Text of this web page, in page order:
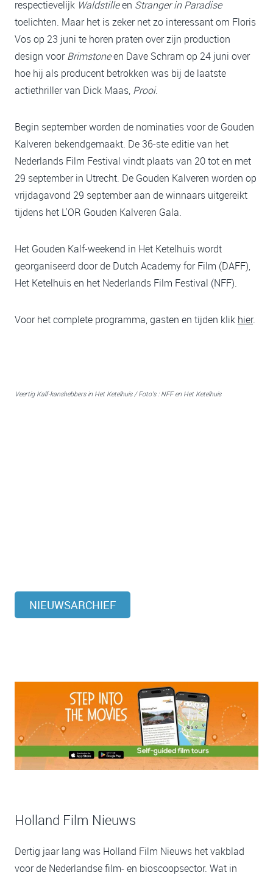
respectievelijk Waldstilleen Stranger in Paradise
toelichten. Maar het is zeker net zo interessant om Floris
Vos op 23 juni te horen praten over zijn production
design voorBrimstoneen Dave Schram op 24 juni over
hoe hij als producent betrokken was bij de laatste
actiethriller van Dick Maas, Prooi.
Begin september worden de nominaties voor de Gouden
Kalveren bekendgemaakt. De 36-ste editie van het
Nederlands Film Festival vindt plaats van 20 tot en met
29 september in Utrecht. De Gouden Kalveren worden op
vrijdagavond 29 september aan de winnaars uitgereikt
tijdens het L'OR Gouden Kalveren Gala.
Het Gouden Kalf-weekend in Het Ketelhuis wordt
georganiseerd door de Dutch Academy for Film (DAFF),
Het Ketelhuis en het Nederlands Film Festival (NFF).
Voor het complete programma, gasten en tijden klik hier.
Veertig Kalf-kanshebbers in Het Ketelhuis / Foto’s : NFF en Het Ketelhuis
NIEUWSARCHIEF
Holland Film Nieuws
Dertig jaar lang was Holland Film Nieuws het vakblad
voor de Nederlandse film- en bioscoopsector. Wat in